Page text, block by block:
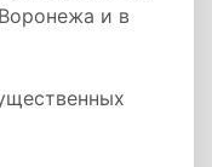
и в